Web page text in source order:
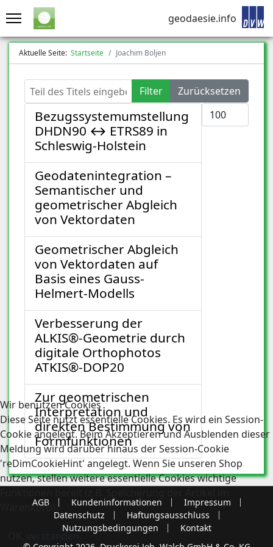
geodaesie.info
Aktuelle Seite: Startseite Joachim Boljen
Teil des Titels eingeben Filter
Zurücksetzen
Anzeige #
Bezugssystemumstellung
DHDN90 ↔ ETRS89 in
Schleswig-Holstein
Geodatenintegration –
Semantischer und
geometrischer Abgleich
von Vektordaten
Geometrischer Abgleich
von Vektordaten auf
Basis eines Gauss-
Helmert-Modells
Verbesserung der
ALKIS®-Geometrie durch
digitale Orthophotos
ATKIS®-DOP20
Zur geometrischen
Interpretation und
direkten Bestimmung von
Formfunktionen
AGB Kundeninformationen
Impressum
Datenschutz
Haftungsausschluss
Nutzungsbedingungen
Kontakt
Wir benutzen Cookies
Diese Seite nutzt essentielle Cookies. Es wird ein Session-
Cookie angelegt. Beim Akzeptieren und Ausblenden dieser
Meldung wird darüber hinaus der Session-Cookie
'reDimCookieHint' angelegt. Wenn Sie unseren Shop
nutzen, stellen weitere essentielle Cookies wichtige
Warenkorb).